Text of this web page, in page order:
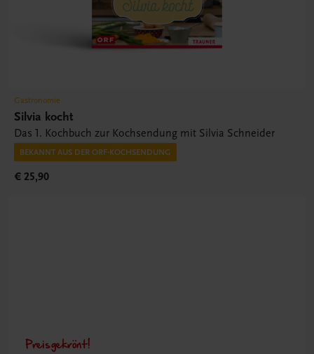
Gastronomie
Silvia kocht
Das 1. Kochbuch zur Kochsendung mit Silvia Schneider
BEKANNT AUS DER ORF-KOCHSENDUNG
€ 25,90
Preisgekrönt!